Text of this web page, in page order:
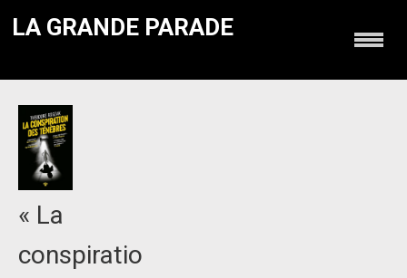
LA GRANDE PARADE
« La
conspiratio